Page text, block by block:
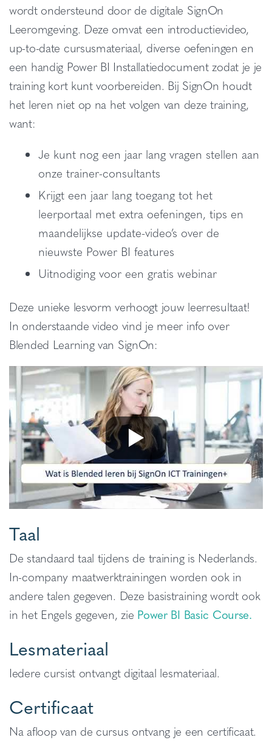
wordt ondersteund door de digitale SignOn
Leeromgeving. Deze omvat een introductievideo,
up-to-date cursusmateriaal, diverse oefeningen en
een handig Power BI Installatiedocument zodat je je
training kort kunt voorbereiden. Bij SignOn houdt
het leren niet op na het volgen van deze training,
want:
Je kunt nog een jaar lang vragen stellen aan
onze trainer-consultants
Krijgt een jaar lang toegang tot het
leerportaal met extra oefeningen, tips en
maandelijkse update-video’s over de
nieuwste Power BI features
Uitnodiging voor een gratis webinar
Deze unieke lesvorm verhoogt jouw leerresultaat!
In onderstaande video vind je meer info over
Blended Learning van SignOn:
Taal
De standaard taal tijdens de training is Nederlands.
In-company maatwerktrainingen worden ook in
andere talen gegeven. Deze basistraining wordt ook
in het Engels gegeven, zie Power BI Basic Course.
Lesmateriaal
Iedere cursist ontvangt digitaal lesmateriaal.
Certificaat
Na afloop van de cursus ontvang je een certificaat.